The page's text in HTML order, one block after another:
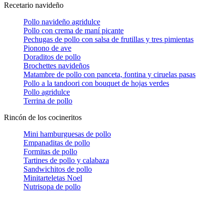
Recetario navideño
Pollo navideño agridulce
Pollo con crema de maní picante
Pechugas de pollo con salsa de frutillas y tres pimientas
Pionono de ave
Doraditos de pollo
Brochettes navideños
Matambre de pollo con panceta, fontina y ciruelas pasas
Pollo a la tandoori con bouquet de hojas verdes
Pollo agridulce
Terrina de pollo
Rincón de los cocineritos
Mini hamburguesas de pollo
Empanaditas de pollo
Formitas de pollo
Tartines de pollo y calabaza
Sandwichitos de pollo
Minitarteletas Noel
Nutrisopa de pollo